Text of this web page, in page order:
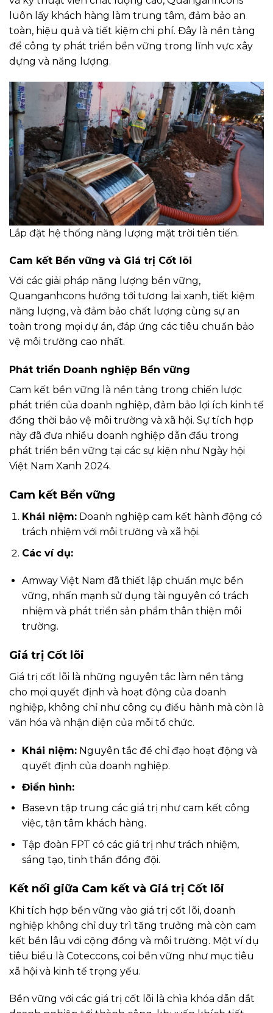
luôn lấy khách hàng làm trung tâm, đảm bảo an
toàn, hiệu quả và tiết kiệm chi phí. Đây là nền tảng
để công ty phát triển bền vững trong lĩnh vực xây
dựng và năng lượng.
Lắp đặt hệ thống năng lượng mặt trời tiên tiến.
Cam kết Bền vững và Giá trị Cốt lõi
Với các giải pháp năng lượng bền vững,
Quanganhcons hướng tới tương lai xanh, tiết kiệm
năng lượng, và đảm bảo chất lượng cùng sự an
toàn trong mọi dự án, đáp ứng các tiêu chuẩn bảo
vệ môi trường cao nhất.
Phát triển Doanh nghiệp Bền vững
Cam kết bền vững là nền tảng trong chiến lược
phát triển của doanh nghiệp, đảm bảo lợi ích kinh tế
đồng thời bảo vệ môi trường và xã hội. Sự tích hợp
này đã đưa nhiều doanh nghiệp dẫn đầu trong
phát triển bền vững tại các sự kiện như Ngày hội
Việt Nam Xanh 2024.
Cam kết Bền vững
Khái niệm:Doanh nghiệp cam kết hành động có
trách nhiệm với môi trường và xã hội.
Các ví dụ:
Amway Việt Nam đã thiết lập chuẩn mực bền
vững, nhấn mạnh sử dụng tài nguyên có trách
nhiệm và phát triển sản phẩm thân thiện môi
trường.
Giá trị Cốt lõi
Giá trị cốt lõi là những nguyên tắc làm nền tảng
cho mọi quyết định và hoạt động của doanh
nghiệp, không chỉ như công cụ điều hành mà còn là
văn hóa và nhận diện của mỗi tổ chức.
Khái niệm:Nguyên tắc để chỉ đạo hoạt động và
quyết định của doanh nghiệp.
Điển hình:
Base.vn tập trung các giá trị như cam kết công
việc, tận tâm khách hàng.
Tập đoàn FPT có các giá trị như trách nhiệm,
sáng tạo, tinh thần đồng đội.
Kết nối giữa Cam kết và Giá trị Cốt lõi
Khi tích hợp bền vững vào giá trị cốt lõi, doanh
nghiệp không chỉ duy trì tăng trưởng mà còn cam
kết bền lâu với cộng đồng và môi trường. Một ví dụ
tiêu biểu là Coteccons, coi bền vững như mục tiêu
xã hội và kinh tế trọng yếu.
Bền vững với các giá trị cốt lõi là chìa khóa dẫn dắt